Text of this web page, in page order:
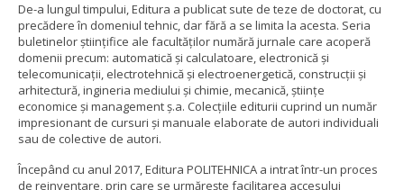
De-a lungul timpului, Editura a publicat sute de teze de doctorat, cu
precădere în domeniul tehnic, dar fără a se limita la acesta. Seria
buletinelor științifice ale facultăților numără jurnale care acoperă
domenii precum: automatică și calculatoare, electronică și
telecomunicații, electrotehnică şi electroenergetică, construcții și
arhitectură, ingineria mediului și chimie, mecanică, științe
economice și management ș.a. Colecțiile editurii cuprind un număr
impresionant de cursuri și manuale elaborate de autori individuali
sau de colective de autori.
Începând cu anul 2017, Editura POLITEHNICA a intrat într-un proces
de reinventare, prin care se urmărește facilitarea accesului